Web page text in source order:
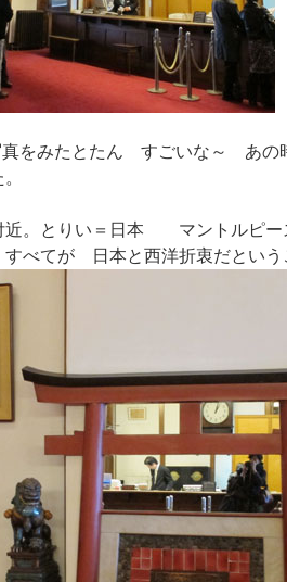
をみたとたん すごいな～ あ
近。とりい＝日本 マントルピー
べてが 日本と西洋折衷だという